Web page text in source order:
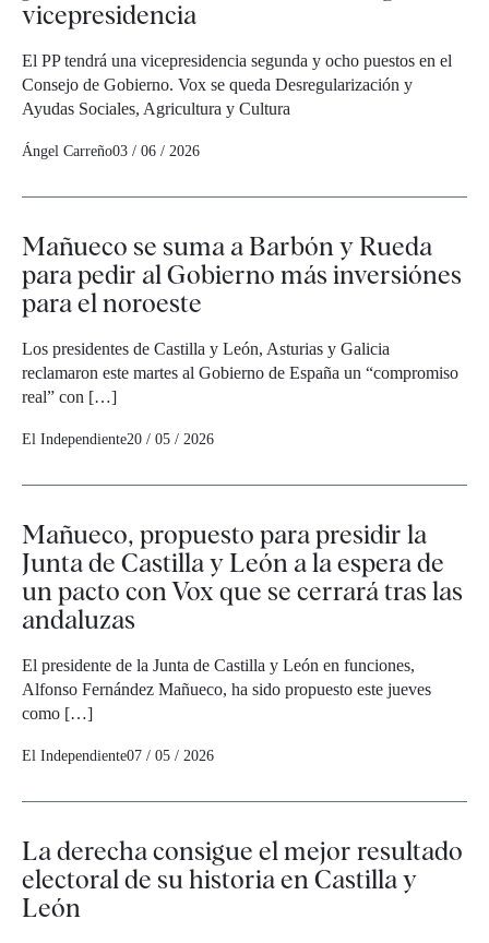
vicepresidencia
El PP tendrá una vicepresidencia segunda y ocho puestos en el
Consejo de Gobierno. Vox se queda Desregularización y
Ayudas Sociales, Agricultura y Cultura
Ángel Carreño03 / 06 / 2026
Mañueco se suma a Barbón y Rueda
para pedir al Gobierno más inversiónes
para el noroeste
Los presidentes de Castilla y León, Asturias y Galicia
reclamaron este martes al Gobierno de España un “compromiso
real” con […]
El Independiente20 / 05 / 2026
Mañueco, propuesto para presidir la
Junta de Castilla y León a la espera de
un pacto con Vox que se cerrará tras las
andaluzas
El presidente de la Junta de Castilla y León en funciones,
Alfonso Fernández Mañueco, ha sido propuesto este jueves
como […]
El Independiente07 / 05 / 2026
La derecha consigue el mejor resultado
electoral de su historia en Castilla y
León